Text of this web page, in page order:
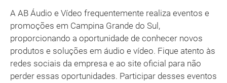
A AB Áudio e Vídeo frequentemente realiza eventos e
promoções em Campina Grande do Sul,
proporcionando a oportunidade de conhecer novos
produtos e soluções em áudio e vídeo. Fique atento às
redes sociais da empresa e ao site oficial para não
perder essas oportunidades. Participar desses eventos